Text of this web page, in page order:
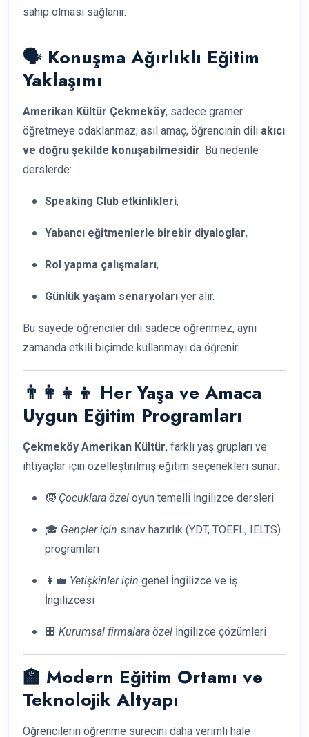
sahip olması sağlanır.
🗣️ Konuşma Ağırlıklı Eğitim
Yaklaşımı
Amerikan Kültür Çekmeköy, sadece gramer
öğretmeye odaklanmaz; asıl amaç, öğrencinin dili akıcı
ve doğru şekilde konuşabilmesidir. Bu nedenle
derslerde:
Speaking Club etkinlikleri,
Yabancı eğitmenlerle birebir diyaloglar,
Rol yapma çalışmaları,
Günlük yaşam senaryoları yer alır.
Bu sayede öğrenciler dili sadece öğrenmez, aynı
zamanda etkili biçimde kullanmayı da öğrenir.
👨‍👩‍👧‍👦 Her Yaşa ve Amaca
Uygun Eğitim Programları
Çekmeköy Amerikan Kültür, farklı yaş grupları ve
ihtiyaçlar için özelleştirilmiş eğitim seçenekleri sunar:
🧒 Çocuklara özel oyun temelli İngilizce dersleri
🎓 Gençler için sınav hazırlık (YDT, TOEFL, IELTS)
programları
👩‍💼 Yetişkinler için genel İngilizce ve iş
İngilizcesi
🏢 Kurumsal firmalara özel İngilizce çözümleri
🏫 Modern Eğitim Ortamı ve
Teknolojik Altyapı
Öğrencilerin öğrenme sürecini daha verimli hale